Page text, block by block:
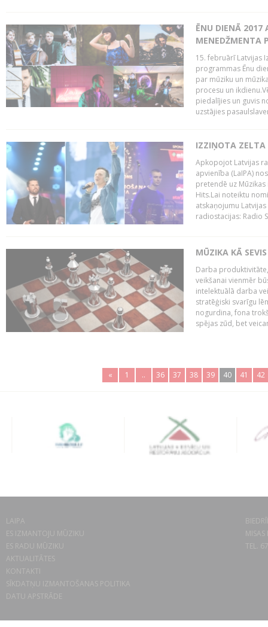
ĒNU DIENĀ 2017
MENEDŽMENTA
15. februārī Latvijas
programmas Ēnu
par mūziku un
procesu un
piedalījies un guvis
uzstājies
IZZIŅOTA ZELTA
Apkopojot Latvijas
apvienība (LaIPA)
pretendē uz
Hits.Lai noteiktu
atskaņojumu
radiostacijas: Radio
MŪZIKA KĀ
Darba
veikšanai vienmēr
intelektuālā darba
stratēģiski svarīgu
nogurdina, fona
spējas zūd, bet
« 1 .. 36 37 38 39 40 41 42
LAIPA
ES IZMANTOJU MŪZIKU
ES RADU MŪZIKU
AKTUALITĀTES
KONTAKTI
SĪKDATŅU IZMANTOŠANAS POLITIKA
DATU APSTRĀDE
TEL.